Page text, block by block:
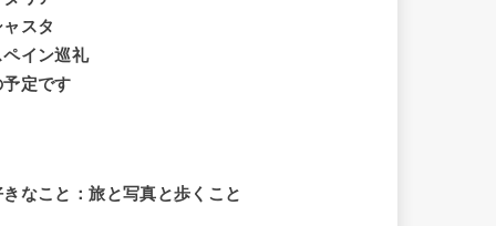
ャスタ
ペイン巡礼
予定です
きなこと：旅と写真と歩くこと